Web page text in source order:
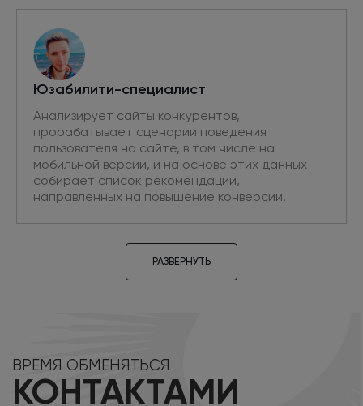
Юзабилити-специалист
Анализирует сайты конкурентов,
прорабатывает сценарии поведения
пользователя на сайте, в том числе на
мобильной версии, и на основе этих данных
собирает список рекомендаций,
направленных на повышение конверсии.
необходимых для привлечения
дополнительного трафика из поиска. Проводит
аудит текущих интерфейсов на основе
РАЗВЕРНУТЬ
ВРЕМЯ ОБМЕНЯТЬСЯ
КОНТАКТАМИ